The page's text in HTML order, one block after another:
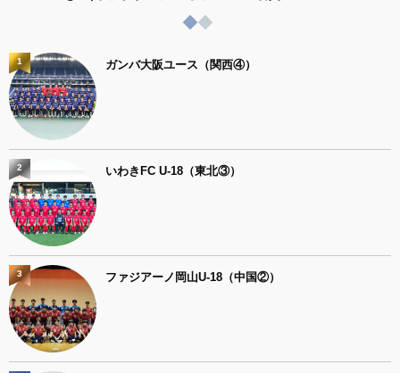
ガンバ大阪ユース（関西④）
1
いわきFC U-18（東北③）
2
ファジアーノ岡山U-18（中国②）
3